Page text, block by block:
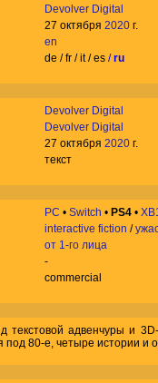
Devolver Digital
27 октября 2020 г.
en
de / fr / it / es /ru
Devolver Digital
Devolver Digital
27 октября 2020 г.
текст
PC • Switch • PS4 •
interactive fiction /
от 1-го лица
-
commercial
адвенчуры и 3D-
под 80-е, четыре истории и